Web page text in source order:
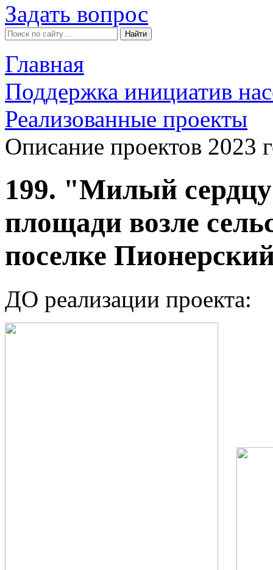
Задать вопрос
Главная
Поддержка инициатив
Реализованные проекты
Описание проектов 2023
199. "Милый сердцу
площади возле
поселке
ДО реализации проекта: